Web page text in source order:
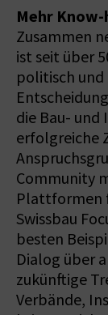
Mehr
Zusammen
ist seit über
politisch
die Bau-
erfolgreiche
Community
Plattformen
Swissbau
besten
Dialog über
zukünftige
Verbände,